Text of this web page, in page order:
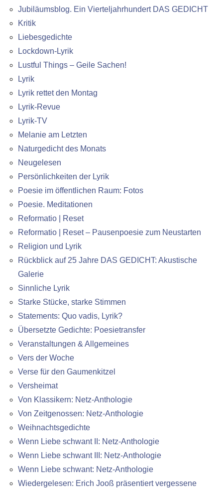
Jubiläumsblog. Ein Vierteljahrhundert DAS GEDICHT
Kritik
Liebesgedichte
Lockdown-Lyrik
Lustful Things – Geile Sachen!
Lyrik
Lyrik rettet den Montag
Lyrik-Revue
Lyrik-TV
Melanie am Letzten
Naturgedicht des Monats
Neugelesen
Persönlichkeiten der Lyrik
Poesie im öffentlichen Raum: Fotos
Poesie. Meditationen
Reformatio | Reset
Reformatio | Reset – Pausenpoesie zum Neustarten
Religion und Lyrik
Rückblick auf 25 Jahre DAS GEDICHT: Akustische
Galerie
Sinnliche Lyrik
Starke Stücke, starke Stimmen
Statements: Quo vadis, Lyrik?
Übersetzte Gedichte: Poesietransfer
Veranstaltungen & Allgemeines
Vers der Woche
Verse für den Gaumenkitzel
Versheimat
Von Klassikern: Netz-Anthologie
Von Zeitgenossen: Netz-Anthologie
Weihnachtsgedichte
Wenn Liebe schwant II: Netz-Anthologie
Wenn Liebe schwant III: Netz-Anthologie
Wenn Liebe schwant: Netz-Anthologie
Wiedergelesen: Erich Jooß präsentiert vergessene